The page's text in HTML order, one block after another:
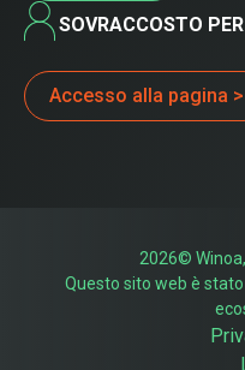
SOVRACCOSTO
Accesso alla pagina >
2026©
Questo sito web è